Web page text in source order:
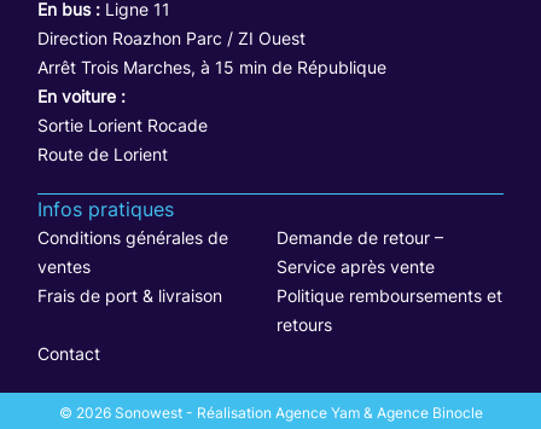
En bus : Ligne 11
Direction Roazhon Parc / ZI Ouest
Arrêt Trois Marches, à 15 min de République
En voiture :
Sortie Lorient Rocade
Route de Lorient
Infos pratiques
Conditions générales de
ventes
Demande de retour –
Service après vente
Frais de port & livraison
Politique remboursements et
retours
Contact
© 2026 Sonowest - Réalisation Agence Yam & Agence Binocle